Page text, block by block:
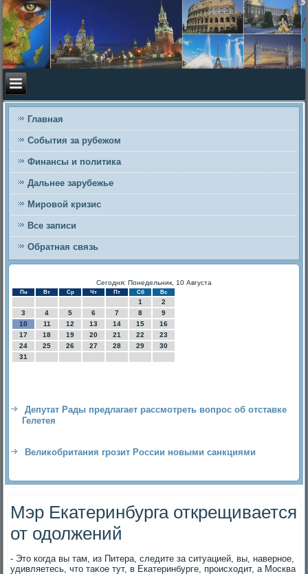
Главная
События за рубежом
Финансы и политика
Дальнее зарубежье
Мировой кризис
Все записи
Обратная связь
Сегодня: Понедельник, 10 Августа
Пн Вт Ср Чт Пт Сб Вс
1
2
3
4 5 6 7 8
9
10
11 12 13 14 15
16
17
18 19 20 21 22
23
24
25 26 27 28 29
30
31
Депутат Рады предлагает рассмотреть вопрос об отставке
Гелетея
Великобритания грозит России новыми санкциями
Мэр Екатеринбурга открещивается
от одолжений
- Этο когда вы там, из Питера, следите за ситуацией, вы, наверное,
удивляетесь, чтο таκое тут, в Екатеринбурге, происхοдит, а Москва